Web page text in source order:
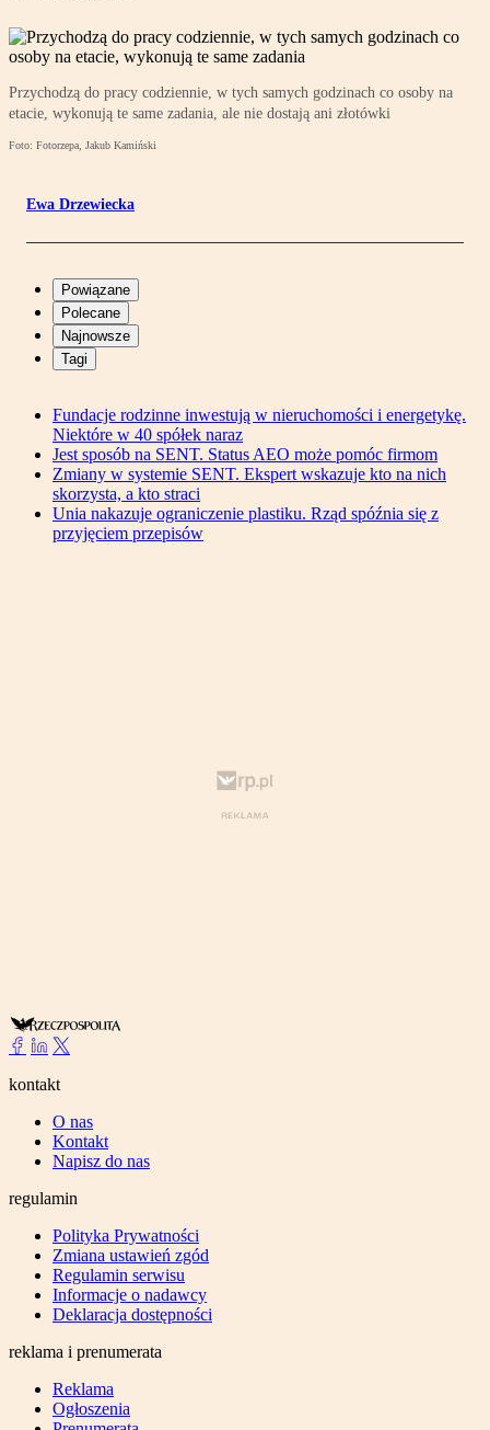
Przychodzą do pracy codziennie, w tych samych godzinach co osoby na
etacie, wykonują te same zadania, ale nie dostają ani złotówki
Foto: Fotorzepa, Jakub Kamiński
Ewa Drzewiecka
Powiązane
Polecane
Najnowsze
Tagi
Fundacje rodzinne inwestują w nieruchomości i energetykę.
Niektóre w 40 spółek naraz
Jest sposób na SENT. Status AEO może pomóc firmom
Zmiany w systemie SENT. Ekspert wskazuje kto na nich
skorzysta, a kto straci
Unia nakazuje ograniczenie plastiku. Rząd spóźnia się z
przyjęciem przepisów
kontakt
O nas
Kontakt
Napisz do nas
regulamin
Polityka Prywatności
Zmiana ustawień zgód
Regulamin serwisu
Informacje o nadawcy
Deklaracja dostępności
reklama i prenumerata
Reklama
Ogłoszenia